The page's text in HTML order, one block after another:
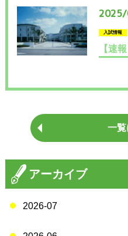
入試情報
一覧
アーカイブ
2026-07